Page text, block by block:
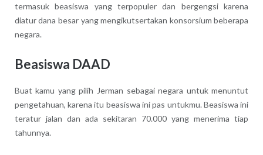
termasuk beasiswa yang terpopuler dan bergengsi karena
diatur dana besar yang mengikutsertakan konsorsium beberapa
negara.
Beasiswa DAAD
Buat kamu yang pilih Jerman sebagai negara untuk menuntut
pengetahuan, karena itu beasiswa ini pas untukmu. Beasiswa ini
teratur jalan dan ada sekitaran 70.000 yang menerima tiap
tahunnya.